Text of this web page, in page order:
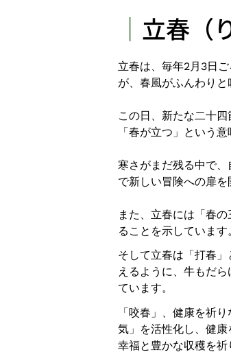
｜ 立春（
立春は、毎年2月3日
が、春風がふんわりと
この日、新たな二十
「春が立つ」という
寒さがまだ残る中で
で新しい冒険への扉
また、立春には「春
ることを示していま
そして立春は「打春
えるように、牛もだ
ています。
「咬春」、健康を祈
気」を活性化し、健
幸福と豊かな収穫を祈